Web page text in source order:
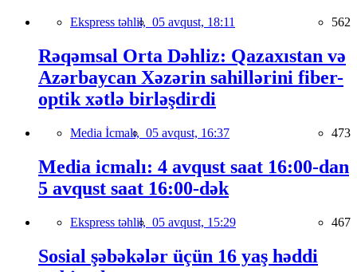
Ekspress təhlil, 05 avqust, 18:11 562
Rəqəmsal Orta Dəhliz: Qazaxıstan və
Azərbaycan Xəzərin sahillərini fiber-
optik xətlə birləşdirdi
Media İcmalı, 05 avqust, 16:37 473
Media icmalı: 4 avqust saat 16:00-dan
5 avqust saat 16:00-dək
Ekspress təhlil, 05 avqust, 15:29 467
Sosial şəbəkələr üçün 16 yaş həddi